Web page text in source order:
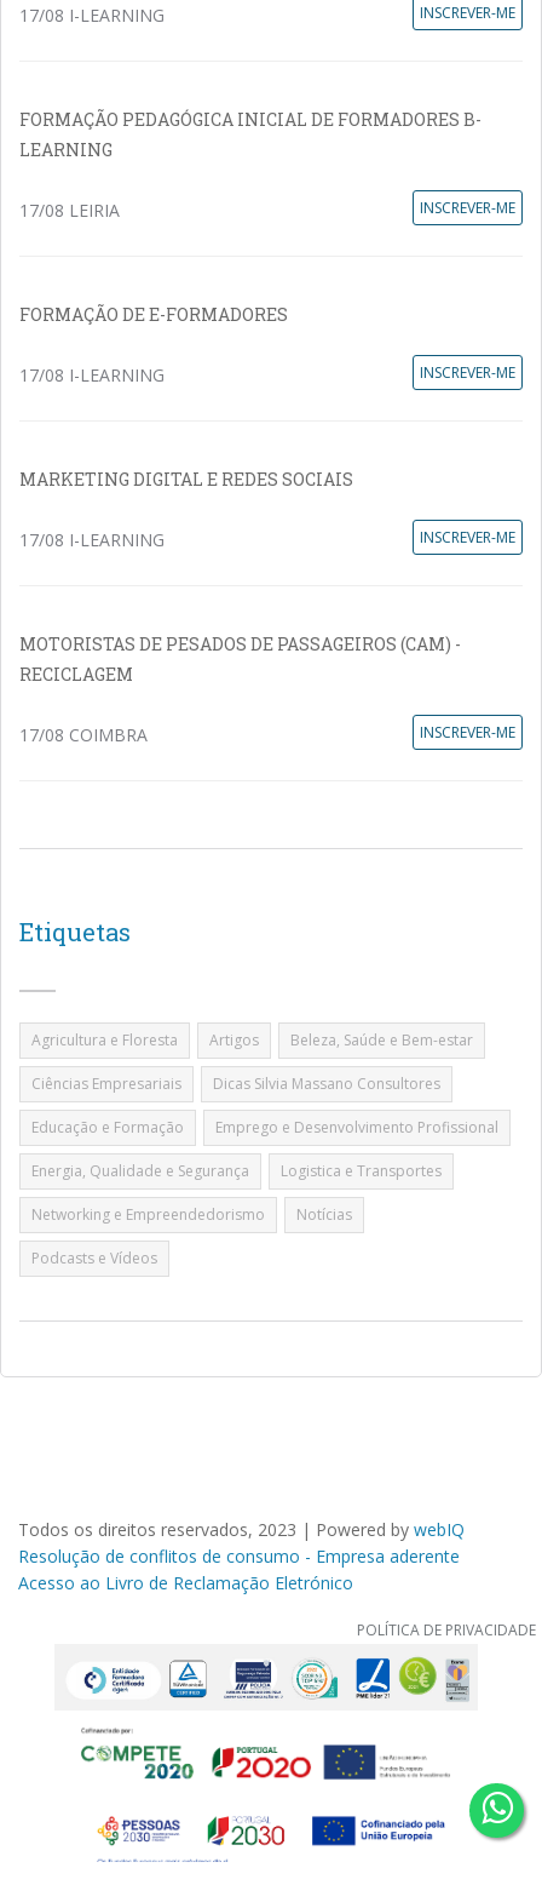
17/08 I-LEARNING INSCREVER-ME
FORMAÇÃO PEDAGÓGICA INICIAL DE FORMADORES B-
LEARNING
17/08 LEIRIA INSCREVER-ME
FORMAÇÃO DE E-FORMADORES
17/08 I-LEARNING INSCREVER-ME
MARKETING DIGITAL E REDES SOCIAIS
17/08 I-LEARNING INSCREVER-ME
MOTORISTAS DE PESADOS DE PASSAGEIROS (CAM) -
RECICLAGEM
17/08 COIMBRA INSCREVER-ME
Etiquetas
Agricultura e Floresta Artigos Beleza, Saúde e Bem-estar
Ciências Empresariais Dicas Silvia Massano Consultores
Educação e Formação Emprego e Desenvolvimento Profissional
Energia, Qualidade e Segurança Logistica e Transportes
Networking e Empreendedorismo Notícias
Podcasts e Vídeos
Todos os direitos reservados, 2023 | Powered by webIQ
Resolução de conflitos de consumo - Empresa aderente
Acesso ao Livro de Reclamação Eletrónico
POLÍTICA DE PRIVACIDADE